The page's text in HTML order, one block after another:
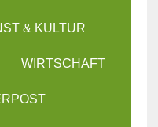
& KULTUR
WIRTSCHAFT